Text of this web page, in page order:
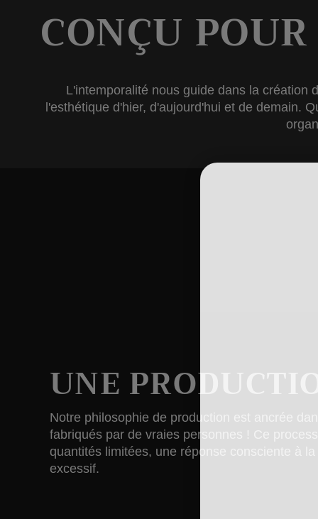
CONÇU
L'intemporalité nous guide dans la création
l'esthétique d'hier, d'aujourd'hui et de demain.
UNE
Notre philosophie de production est ancrée
fabriqués par de vraies personnes ! Ce
quantités limitées, une réponse consciente à
excessif.